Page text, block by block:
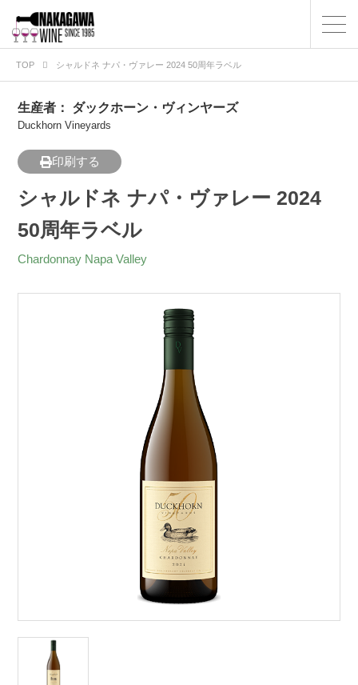
TOP シャルドネ ナパ・ヴァレー 2024 50周年ラベル
生産者： ダックホーン・ヴィンヤーズ
Duckhorn Vineyards
印刷する
シャルドネ ナパ・ヴァレー 2024
50周年ラベル
Chardonnay Napa Valley